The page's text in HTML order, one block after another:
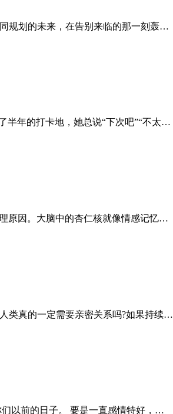
规划的未来，在告别来临的那一刻轰…
半年的打卡地，她总说“下次吧”“不太…
原因。大脑中的杏仁核就像情感记忆…
类真的一定需要亲密关系吗?如果持续…
以前的日子。 要是一直感情特好，…